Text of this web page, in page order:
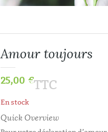
Amour toujours
25,00 €TTC
En stock
Quick Overview